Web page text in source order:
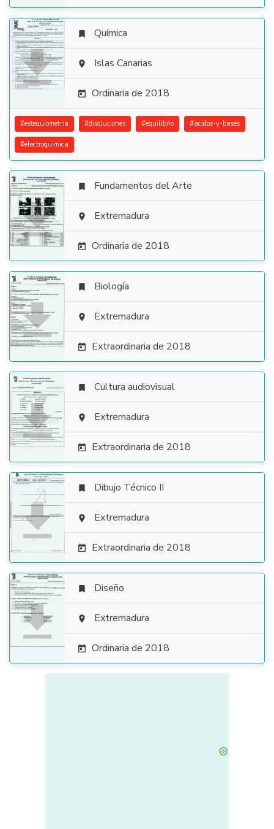

 Química
 Islas Canarias
 Ordinaria de 2018
#estequiometria #disoluciones #equilibrio #acidos-y-bases
#electroquimica

 Fundamentos del Arte
 Extremadura
 Ordinaria de 2018

 Biología
 Extremadura
 Extraordinaria de 2018

 Cultura audiovisual
 Extremadura
 Extraordinaria de 2018

 Dibujo Técnico II
 Extremadura
 Extraordinaria de 2018

 Diseño
 Extremadura
 Ordinaria de 2018